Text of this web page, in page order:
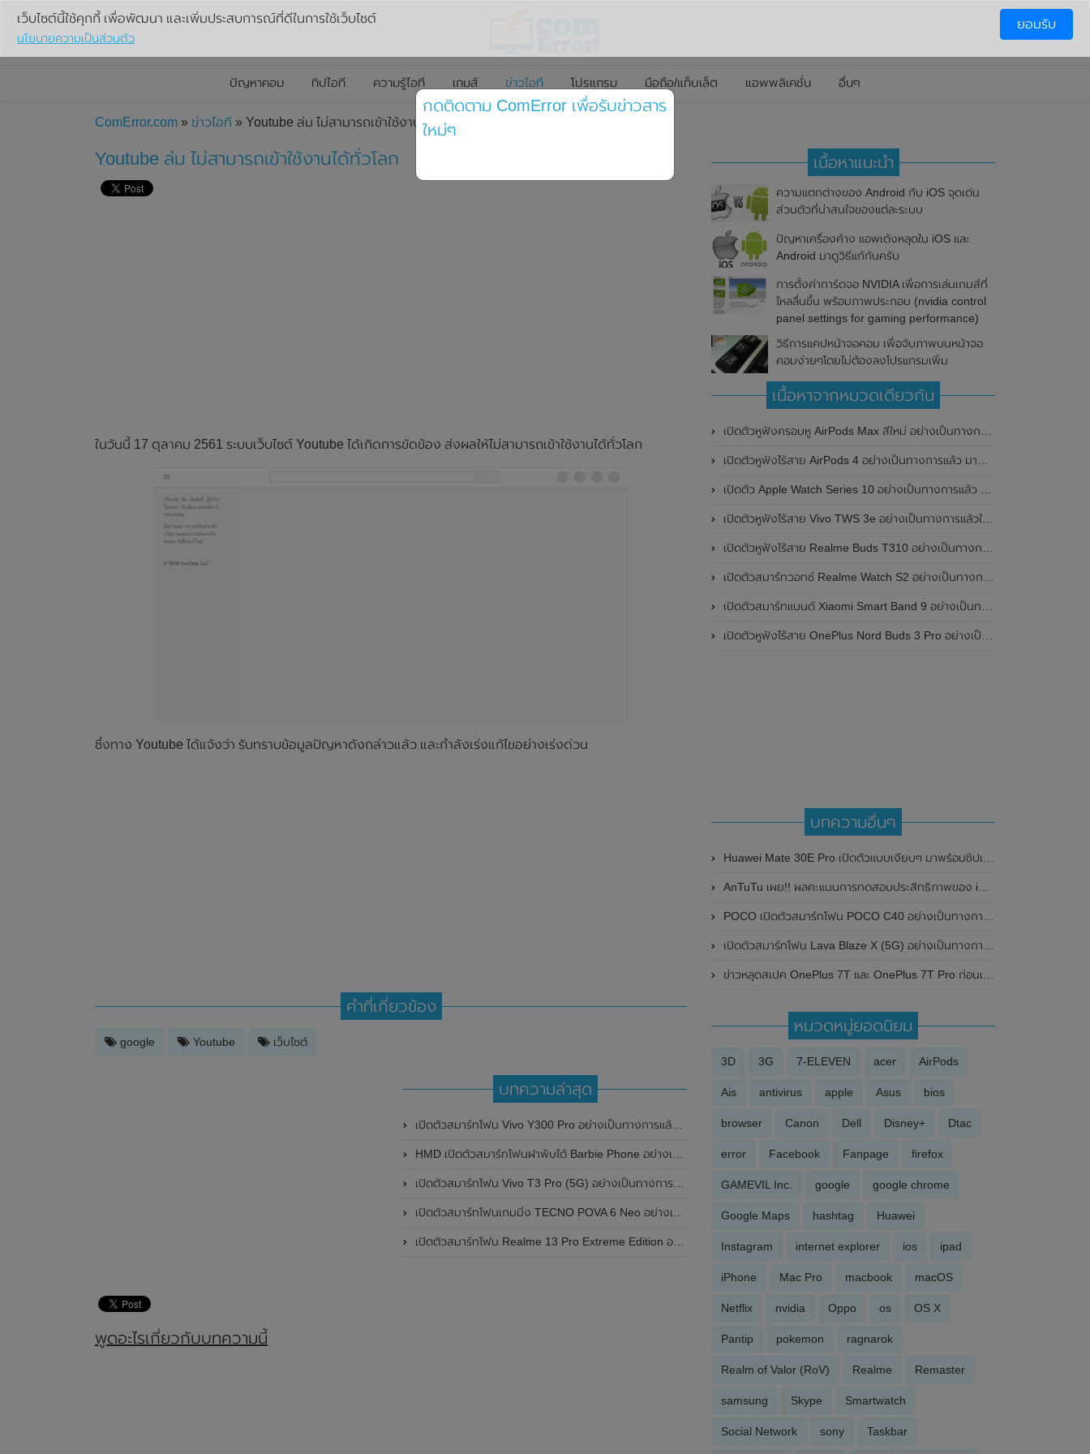
ปัญหาคอม ทิปไอที ความรู้ไอที เกมส์ ข่าวไอที โปรแกรม มือถือ/แท็บเล็ต แอพพลิเคชั่น อื่นๆ
ComError.com » ข่าวไอที » Youtube ล่ม ไม่สามารถเข้าใช้งานได้ทั่วโลก
Youtube ล่ม ไม่สามารถเข้าใช้งานได้ทั่วโลก
ในวันนี้ 17 ตุลาคม 2561 ระบบเว็บไซต์ Youtube ได้เกิดการขัดข้อง ส่งผลให้ไม่สามารถเข้าใช้งานได้ทั่วโลก
ซึ่งทาง Youtube ได้แจ้งว่า รับทราบข้อมูลปัญหาดังกล่าวแล้ว และกำลังเร่งแก้ไขอย่างเร่งด่วน
คำที่เกี่ยวข้อง
google Youtube เว็บไซต์
บทความล่าสุด
เปิดตัวสมาร์ทโฟน Vivo Y300 Pro อย่างเป็นทางการแล้วในประเทศจีน มาพร้อมดีไซน์พรีเมี่ยม ทนทาน และแบตเตอรี่สุดอึดขนาดใหญ่ 6,500mAh พร้อมรองรับการชาร์จไว 80W
HMD เปิดตัวสมาร์ทโฟนฝาพับได้ Barbie Phone อย่างเป็นทางการแล้ว มาพร้อมธีมสีชมพูสดใส
เปิดตัวสมาร์ทโฟน Vivo T3 Pro (5G) อย่างเป็นทางการแล้วในประเทศอินเดีย
เปิดตัวสมาร์ทโฟนเกมมิ่ง TECNO POVA 6 Neo อย่างเป็นทางการแล้วในประเทศไทย ในราคา 8,499 บาท
เปิดตัวสมาร์ทโฟน Realme 13 Pro Extreme Edition อย่างเป็นทางการแล้วในประเทศจีน
พูดอะไรเกี่ยวกับบทความนี้
เนื้อหาแนะนำ
ความแตกต่างของ Android กับ iOS จุดเด่น
ส่วนตัวที่น่าสนใจของแต่ละระบบ
ปัญหาเครื่องค้าง แอพเด้งหลุดใน iOS และ
Android มาดูวิธีแก้กันครับ
การตั้งค่าการ์ดจอ NVIDIA เพื่อการเล่นเกมส์ที่
ไหลลื่นขึ้น พร้อมภาพประกอบ (nvidia control
panel settings for gaming performance)
วิธีการแคปหน้าจอคอม เพื่อจับภาพบนหน้าจอ
คอมง่ายๆโดยไม่ต้องลงโปรแกรมเพิ่ม
เนื้อหาจากหมวดเดียวกัน
เปิดตัวหูฟังครอบหู AirPods Max สีใหม่ อย่างเป็นทางการแล้ว
เปิดตัวหูฟังไร้สาย AirPods 4 อย่างเป็นทางการแล้ว มาพร้อม ANC และฟีเจอร์ใหม่มากมาย
เปิดตัว Apple Watch Series 10 อย่างเป็นทางการแล้ว มาพร้อมชิปเซ็ตรุ่น S10
เปิดตัวหูฟังไร้สาย Vivo TWS 3e อย่างเป็นทางการแล้วในประเทศอินเดีย มาพร้อมระบบตัดเสียงรบกวน ANC ที่ 30dB , ป้องกันฝุ่นและกันน้ำที่ระดับ IP54 , แบตเตอรี่สามารถใช้งานนานสูงสุด 36 ชั่วโมง
เปิดตัวหูฟังไร้สาย Realme Buds T310 อย่างเป็นทางการในประเทศอินเดีย มาพร้อมระบบตัดเสียงรบกวน ANC สูงสุด 46dB , เสียงรอบทิศทาง 360 องศา , แบตเตอรี่สามารถใช้งานได้นานสูงสุด 40 ชั่วโมง
เปิดตัวสมาร์ทวอทช์ Realme Watch S2 อย่างเป็นทางการในประเทศอินเดีย มาพร้อมตัวเรือนสแตนเลสสตีล , หน้าจอแสดงผล AMOLED ขนาด 1.43 นิ้ว , แบตเตอรี่ขนาดใหญ่ใช้งานได้นาน 20 วัน และรองรับคำสั่งเสียง Super AI Engine ที่ขับเคลื่อนโดย ChatGPT
เปิดตัวสมาร์ทแบนด์ Xiaomi Smart Band 9 อย่างเป็นทางการแล้ว มาพร้อมหน้าจอ AMOLED ขนาด 1.62 นิ้ว , ตัวเรือนเป็นโลหะ และแบตเตอรี่สุดอึดสามารถใช้งานได้นานถึง 21 วัน
เปิดตัวหูฟังไร้สาย OnePlus Nord Buds 3 Pro อย่างเป็นทางการแล้ว มาพร้อมระบบตัดเสียงรบกวน (ANC) สามารถลดเสียงรบกวนได้ 49dB และแบตเตอรี่สุดอึดใช้งานได้นานสูงสุดถึง 44 ชั่วโมง
บทความอื่นๆ
Huawei Mate 30E Pro เปิดตัวแบบเงียบๆ มาพร้อมชิปเซ็ต Kirin 990E รุ่นใหม่ไฟแรง
AnTuTu เผย!! ผลคะแนนการทดสอบประสิทธิภาพของ iPhone SE (2020) รุ่นใหม่
POCO เปิดตัวสมาร์ทโฟน POCO C40 อย่างเป็นทางการที่ประเทศเวียดนาม ก่อนเปิดตัวทั่วโลกในวันที่ 16 มิถุนายน 2022 นี้ มาพร้อมชิปเซ็ต JLQ Technology
เปิดตัวสมาร์ทโฟน Lava Blaze X (5G) อย่างเป็นทางการแล้วในอินเดีย มาพร้อมหน้าจอแสดงผล AMOLED ขนาด 6.67 นิ้ว 120Hz , ชิปเซ็ต Dimensity 6300 , RAM สูงสุด 8GB และแบตเตอรี่ 5,000mAh
ข่าวหลุดสเปค OnePlus 7T และ OnePlus 7T Pro ก่อนเปิดตัวอย่างเป็นทางการ
หมวดหมู่ยอดนิยม
3D 3G 7-ELEVEN acer AirPods
Ais antivirus apple Asus bios
browser Canon Dell Disney+ Dtac
error Facebook Fanpage firefox
GAMEVIL Inc. google google chrome
Google Maps hashtag Huawei
Instagram internet explorer ios ipad
iPhone Mac Pro macbook macOS
Netflix nvidia Oppo os OS X
Pantip pokemon ragnarok
Realm of Valor (RoV) Realme Remaster
samsung Skype Smartwatch
Social Network sony Taskbar
เว็บไซต์นี้ใช้คุกกี้ เพื่อพัฒนา และเพิ่มประสบการณ์ที่ดีในการใช้เว็บไซต์
นโยบายความเป็นส่วนตัว
ยอมรับ
กดติดตาม ComError เพื่อรับข่าวสาร
ใหม่ๆ